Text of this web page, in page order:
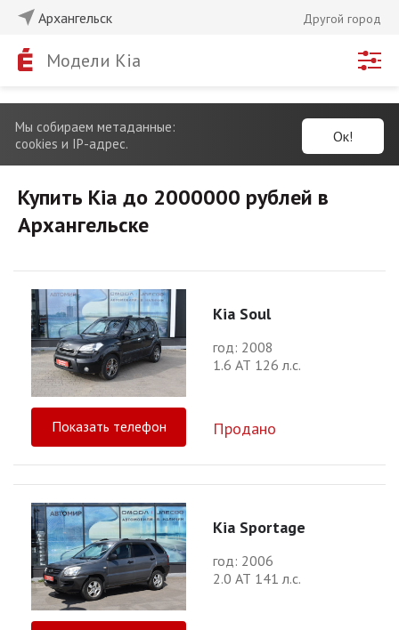
Архангельск Другой город
Модели Kia
Мы собираем метаданные:
cookies и IP-адрес.
Ок!
Купить Kia до 2000000 рублей в
Архангельске
Kia Soul
год: 2008
1.6 АТ 126 л.с.
Показать телефон Продано
Kia Sportage
год: 2006
2.0 АТ 141 л.с.